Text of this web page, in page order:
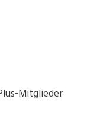
Mitglieder